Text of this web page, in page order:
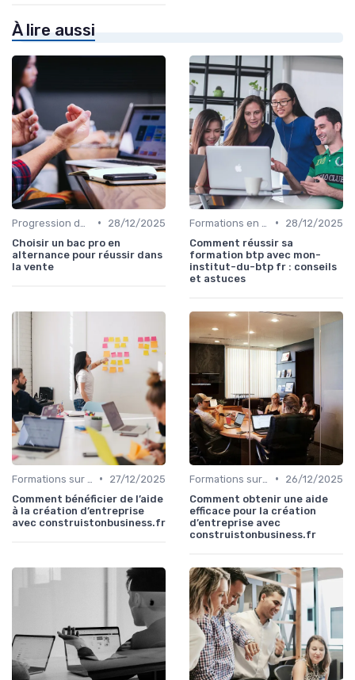
À lire aussi
•
28/12/2025
Choisir un bac pro en
alternance pour réussir dans
la vente
•
28/12/2025
Comment réussir sa
formation btp avec mon-
institut-du-btp fr : conseils
et astuces
•
27/12/2025
Comment bénéficier de l’aide
à la création d’entreprise
avec construistonbusiness.fr
•
26/12/2025
Comment obtenir une aide
efficace pour la création
d’entreprise avec
construistonbusiness.fr